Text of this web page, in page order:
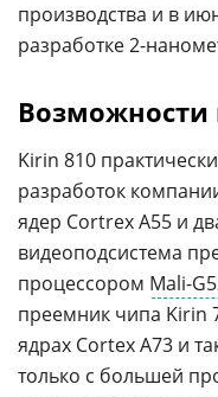
производства и в
разработке 2-
Возможности
Kirin 810
разработок
ядер Cortrex A55 и
видеоподсистема
процессором Mali-
преемник чипа Kirin
ядрах Cortex A73 и
только с большей